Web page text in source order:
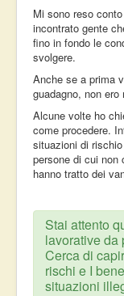
Mi sono reso
incontrato gente
fino in fondo le
svolgere.
Anche se a prima
guadagno, non
Alcune volte ho
come procedere.
situazioni di
persone di cui non
hanno tratto dei
Stai attento
lavorative da
Cerca di
rischi e I
situazioni